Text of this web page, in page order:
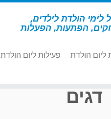
לימי הולדת לילדים,
הפתעות, הפעלות
ליום הולדת פעילות ליום הולדת
דגים